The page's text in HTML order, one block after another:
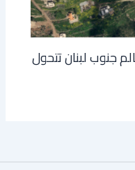
جنوب لبنان تتحول